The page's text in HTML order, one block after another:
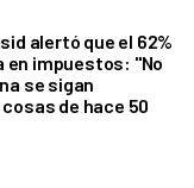
alertó que el 62%
en impuestos: "No
se sigan
de hace 50